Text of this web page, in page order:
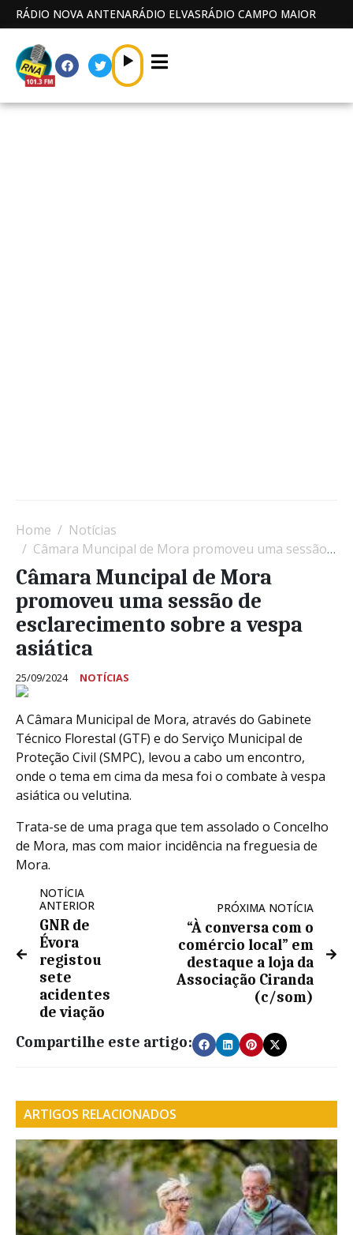
RÁDIO NOVA ANTENARÁDIO ELVASRÁDIO CAMPO MAIOR
Home
Notícias
Câmara Muncipal de Mora promoveu uma sessão de esclarecimento sobre a vespa asiática
Câmara Muncipal de Mora
promoveu uma sessão de
esclarecimento sobre a vespa
asiática
25/09/2024 NOTÍCIAS
A Câmara Municipal de Mora, através do Gabinete
Técnico Florestal (GTF) e do Serviço Municipal de
Proteção Civil (SMPC), levou a cabo um encontro,
onde o tema em cima da mesa foi o combate à vespa
asiática ou velutina.
Trata-se de uma praga que tem assolado o Concelho
de Mora, mas com maior incidência na freguesia de
Mora.
NOTÍCIA
ANTERIOR
GNR de
Évora
registou
sete
acidentes
de viação
PRÓXIMA NOTÍCIA
“À conversa com o
comércio local” em
destaque a loja da
Associação Ciranda
(c/som)
Compartilhe este artigo:
ARTIGOS RELACIONADOS